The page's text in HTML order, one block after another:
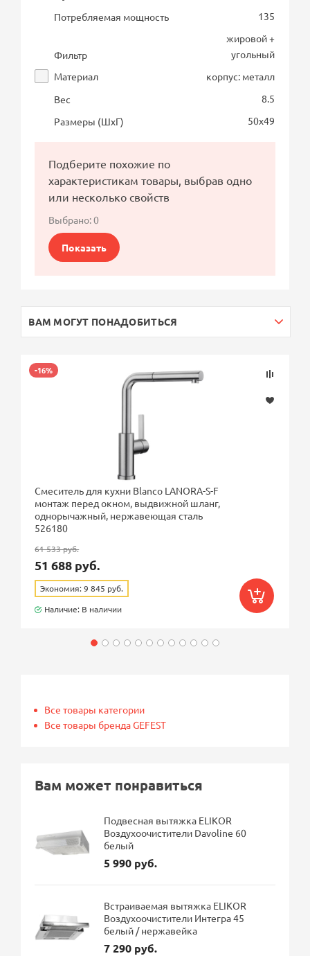
Потребляемая мощность
135
Фильтр
жировой +
угольный
Материал
корпус: металл
Вес
8.5
Размеры (ШхГ)
50х49
Подберите похожие по
характеристикам товары, выбрав одно
или несколько свойств
Выбрано:0
Показать
ВАМ МОГУТ ПОНАДОБИТЬСЯ
-16%
Смеситель для кухни Blanco LANORA-S-F
монтаж перед окном, выдвижной шланг,
однорычажный, нержавеющая сталь
526180
61 533 руб.
51 688 руб.
Экономия: 9 845 руб.
Наличие: В наличии
Все товары категории
Все товары бренда GEFEST
Вам может понравиться
Подвесная вытяжка ELIKOR
Воздухоочистители Davoline 60
белый
5 990 руб.
Встраиваемая вытяжка ELIKOR
Воздухоочистители Интегра 45
белый / нержавейка
7 290 руб.